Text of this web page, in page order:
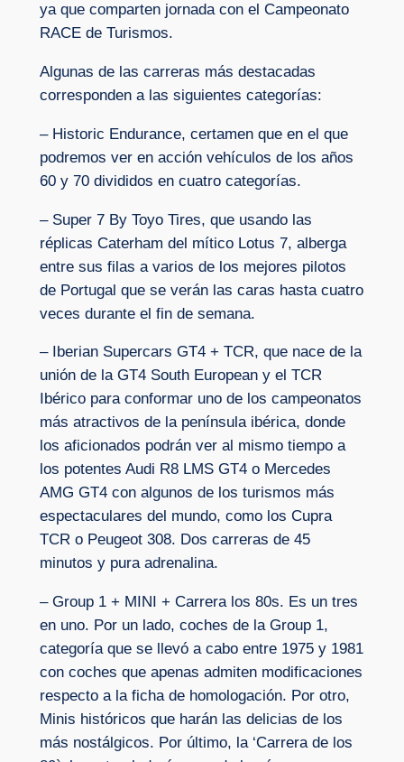
ya que comparten jornada con el Campeonato
RACE de Turismos.
Algunas de las carreras más destacadas
corresponden a las siguientes categorías:
– Historic Endurance, certamen que en el que
podremos ver en acción vehículos de los años
60 y 70 divididos en cuatro categorías.
– Super 7 By Toyo Tires, que usando las
réplicas Caterham del mítico Lotus 7, alberga
entre sus filas a varios de los mejores pilotos
de Portugal que se verán las caras hasta cuatro
veces durante el fin de semana.
– Iberian Supercars GT4 + TCR, que nace de la
unión de la GT4 South European y el TCR
Ibérico para conformar uno de los campeonatos
más atractivos de la península ibérica, donde
los aficionados podrán ver al mismo tiempo a
los potentes Audi R8 LMS GT4 o Mercedes
AMG GT4 con algunos de los turismos más
espectaculares del mundo, como los Cupra
TCR o Peugeot 308. Dos carreras de 45
minutos y pura adrenalina.
– Group 1 + MINI + Carrera los 80s. Es un tres
en uno. Por un lado, coches de la Group 1,
categoría que se llevó a cabo entre 1975 y 1981
con coches que apenas admiten modificaciones
respecto a la ficha de homologación. Por otro,
Minis históricos que harán las delicias de los
más nostálgicos. Por último, la ‘Carrera de los